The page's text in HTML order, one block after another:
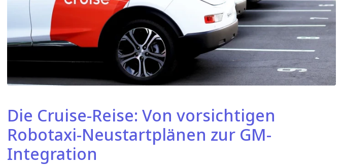
Die Cruise-Reise: Von vorsichtigen
Robotaxi-Neustartplänen zur GM-
Integration